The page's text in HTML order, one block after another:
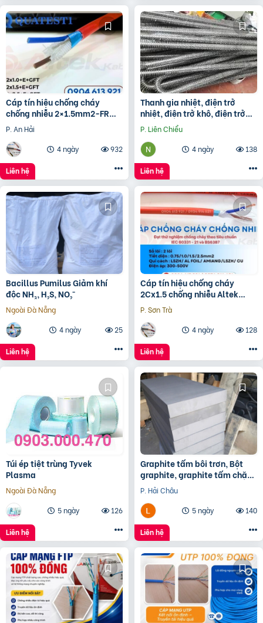
Cáp tín hiệu chống cháy
chống nhiễu 2×1.5mm2-FR
Altek Kabel
P. An Hải
4 ngày
932
Liên hệ
Thanh gia nhiệt, điện trở
nhiệt, điện trở khô, điện trở
đun hóa chất, điện trở lò nung
P. Liên Chiểu
4 ngày
138
Liên hệ
Bacillus Pumilus Giảm khí
độc NH₃, H₂S, NO₂⁻
Ngoài Đà Nẵng
4 ngày
25
Liên hệ
Cáp tín hiệu chống cháy
2Cx1.5 chống nhiễu Altek
Kabel – phân phối Hà Nội, Đà
Nẵng, HCM
P. Sơn Trà
4 ngày
128
Liên hệ
Túi ép tiệt trùng Tyvek
Plasma
Ngoài Đà Nẵng
5 ngày
126
Liên hệ
Graphite tấm bôi trơn, Bột
graphite, graphite tấm chặn
đầu lò, điện cực graphite
P. Hải Châu
5 ngày
140
Liên hệ